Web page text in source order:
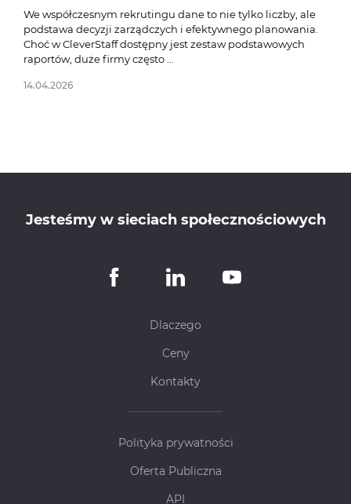
We współczesnym rekrutingu dane to nie tylko liczby, ale
podstawa decyzji zarządczych i efektywnego planowania.
Choć w CleverStaff dostępny jest zestaw podstawowych
raportów, duże firmy często ...
14.04.2026
Jesteśmy w sieciach społecznościowych
Dlaczego
Ceny
Kontakty
Polityka prywatności
Oferta Publiczna
API